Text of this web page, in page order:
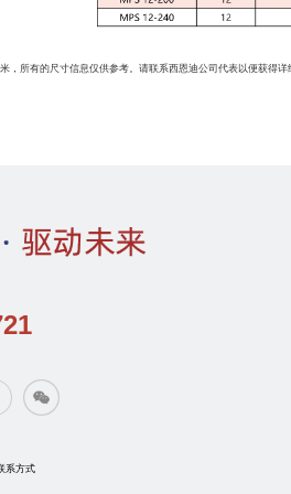
，所有的尺寸信息仅供参考。请联系西恩迪公司代表以便获得详
系方式